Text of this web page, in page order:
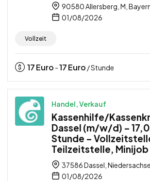
90580 Allersberg, M,
01/08/2026
Vollzeit
17Euro -17Euro / Stunde
Handel, Verkauf
Kassenhilfe/
Dassel (m/w/d) –
Stunde –
Teilzeitstelle, Minijob
37586 Dassel,
01/08/2026